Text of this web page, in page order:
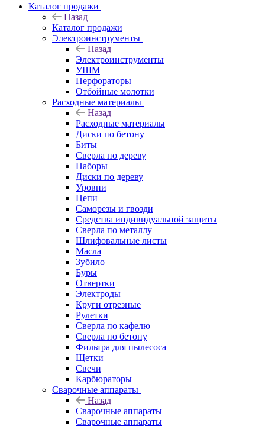
Каталог продажи
Назад
Каталог продажи
Электроинструменты
Назад
Электроинструменты
УШМ
Перфораторы
Отбойные молотки
Расходные материалы
Назад
Расходные материалы
Диски по бетону
Биты
Сверла по дереву
Наборы
Диски по дереву
Уровни
Цепи
Саморезы и гвозди
Средства индивидуальной защиты
Сверла по металлу
Шлифовальные листы
Масла
Зубило
Буры
Отвертки
Электроды
Круги отрезные
Рулетки
Сверла по кафелю
Сверла по бетону
Фильтра для пылесоса
Щетки
Свечи
Карбюраторы
Сварочные аппараты
Назад
Сварочные аппараты
Сварочные аппараты